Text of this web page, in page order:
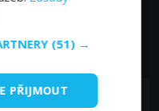
27. 04. 2022
(51) →
PŘIJMOUT